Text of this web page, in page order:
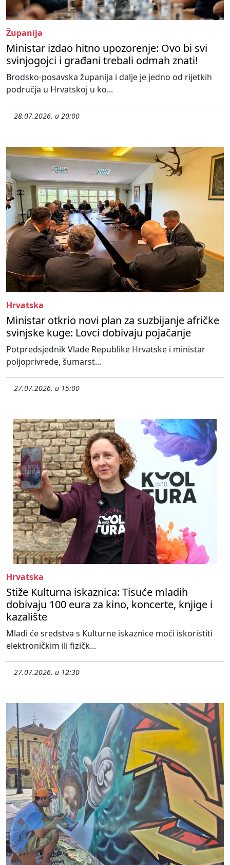
Županija
Ministar izdao hitno upozorenje: Ovo bi svi
svinjogojci i građani trebali odmah znati!
Brodsko-posavska županija i dalje je jedno od rijetkih
područja u Hrvatskoj u ko...
28.07.2026. u 20:00
Hrvatska
Ministar otkrio novi plan za suzbijanje afričke
svinjske kuge: Lovci dobivaju pojačanje
Potpredsjednik Vlade Republike Hrvatske i ministar
poljoprivrede, šumarst...
27.07.2026. u 15:00
Hrvatska
Stiže Kulturna iskaznica: Tisuće mladih
dobivaju 100 eura za kino, koncerte, knjige i
kazalište
Mladi će sredstva s Kulturne iskaznice moći iskoristiti
elektroničkim ili fizičk...
27.07.2026. u 12:30